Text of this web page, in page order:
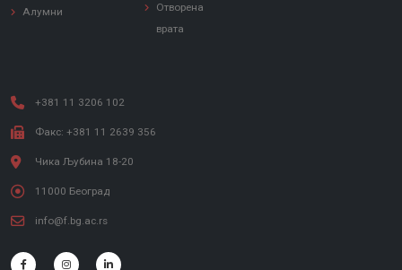
Алумни
Отворена
врата
+381 11 3206 102
Факс: +381 11 2639 356
Чика Љубина 18-20
11000 Београд
info@f.bg.ac.rs